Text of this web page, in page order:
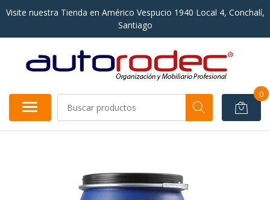
Visite nuestra Tienda en Américo Vespucio 1940 Local 4, Conchalí,
Santiago
0